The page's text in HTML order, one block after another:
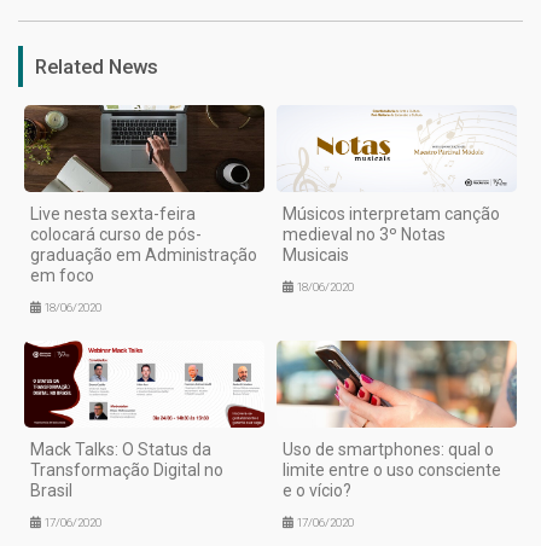
Related News
Live nesta sexta-feira
colocará curso de pós-
graduação em Administração
em foco
18/06/2020
Músicos interpretam canção
medieval no 3º Notas
Musicais
18/06/2020
Mack Talks: O Status da
Transformação Digital no
Brasil
17/06/2020
Uso de smartphones: qual o
limite entre o uso consciente
e o vício?
17/06/2020